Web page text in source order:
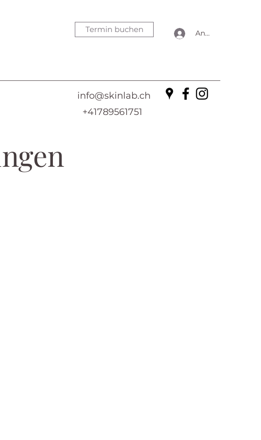
Termin buchen Anmelden
info@skinlab.ch
+41789561751